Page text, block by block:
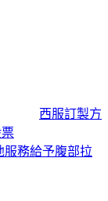
西服訂製方
服務給予腹部拉